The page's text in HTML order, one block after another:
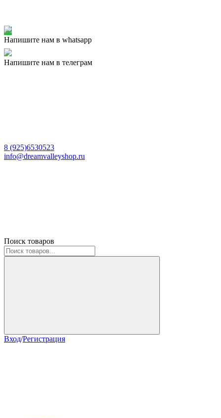
Напишите нам в whatsapp
Напишите нам в телеграм
8 (925)6530523
info@dreamvalleyshop.ru
Поиск товаров
Вход/Регистрация